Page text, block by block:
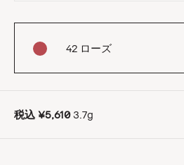
42 ローズ
税込 ¥5,6103.7g